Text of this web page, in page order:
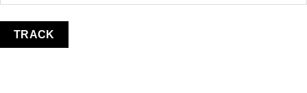
TRACK